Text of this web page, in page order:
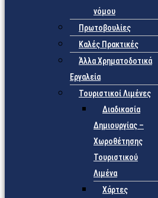
νόμου
Πρωτοβουλίες
Καλές Πρακτικές
Άλλα Χρηματοδοτικά
Εργαλεία
Τουριστικοί Λιμένες
Διαδικασία
Δημιουργίας –
Χωροθέτησης
Τουριστικού
Λιμένα
Χάρτες